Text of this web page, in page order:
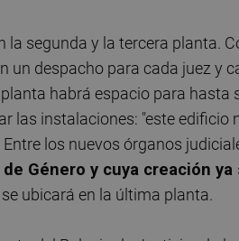
la segunda y la tercera planta.
un despacho para cada juez y
habrá espacio para
las instalaciones: "este
los nuevos órganos
Género y cuya creación
ubicará en la última planta.